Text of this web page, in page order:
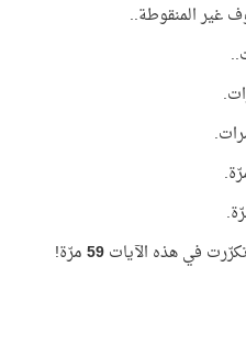
غير المنقوطة..
في هذه الآيات59مرّة!